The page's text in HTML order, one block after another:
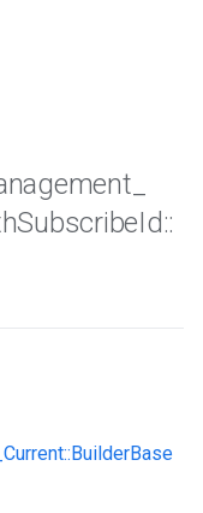
SubscribeId::